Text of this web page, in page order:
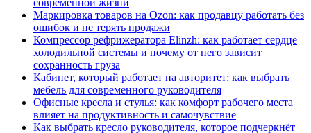
современной жизни
Маркировка товаров на Ozon: как продавцу работать без
ошибок и не терять продажи
Компрессор рефрижератора Elinzh: как работает сердце
холодильной системы и почему от него зависит
сохранность груза
Кабинет, который работает на авторитет: как выбрать
мебель для современного руководителя
Офисные кресла и стулья: как комфорт рабочего места
влияет на продуктивность и самочувствие
Как выбрать кресло руководителя, которое подчеркнёт